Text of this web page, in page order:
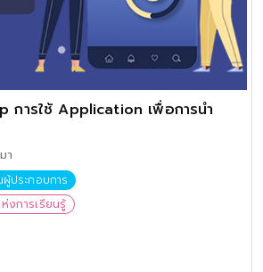
การใช้ Application เพื่อการนำ
า
ประกอบการ
งการเรียนรู้